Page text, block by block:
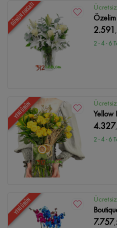
GÜNÜN FIRSATI Özelim
2.591
2 - 4 - 6
YENİ ÜRÜN Yellow
4.327
2 - 4 - 6
YENİ ÜRÜN
7.757